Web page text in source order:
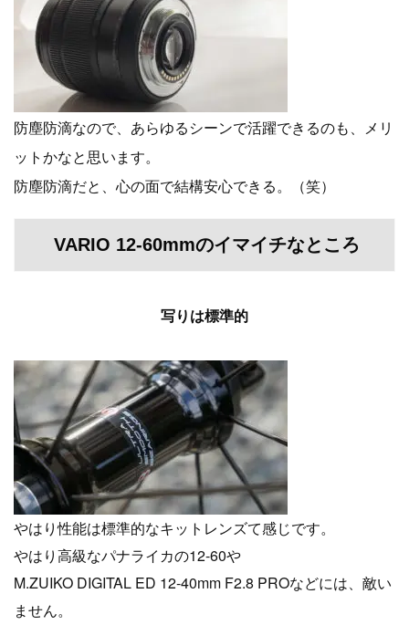
防塵防滴なので、あらゆるシーンで活躍できるのも、メリ
ットかなと思います。
防塵防滴だと、心の面で結構安心できる。（笑）
VARIO 12-60mmのイマイチなところ
写りは標準的
やはり性能は標準的なキットレンズて感じです。
やはり高級なパナライカの12-60や
M.ZUIKO DIGITAL ED 12-40mm F2.8 PROなどには、敵い
ません。